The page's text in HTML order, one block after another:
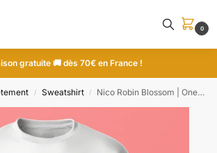
0
gratuite 🚚 dès 70€ en France !
/ Sweatshirt / Nico Robin Blossom | One Piece | Sweatshirt brodé